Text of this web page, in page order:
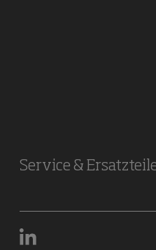
Service &